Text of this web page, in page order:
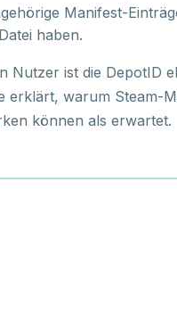
Manifest-
haben.
Nutzer ist die DepotID
erklärt, warum Steam-
können als erwartet.